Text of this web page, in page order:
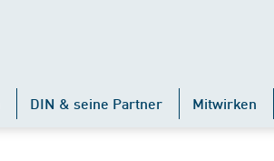
DIN & seine Partner Mitwirken